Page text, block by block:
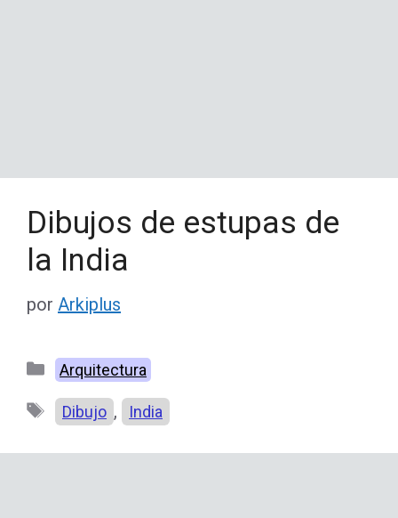
Dibujos de estupas de
la India
por Arkiplus
Categorías
Arquitectura
Etiquetas
Dibujo , India